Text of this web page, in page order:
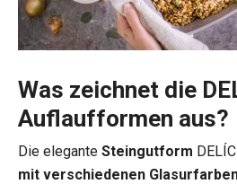
Was zeichnet die
Auflaufformen aus?
Die elegante Steingutform
mit verschiedenen